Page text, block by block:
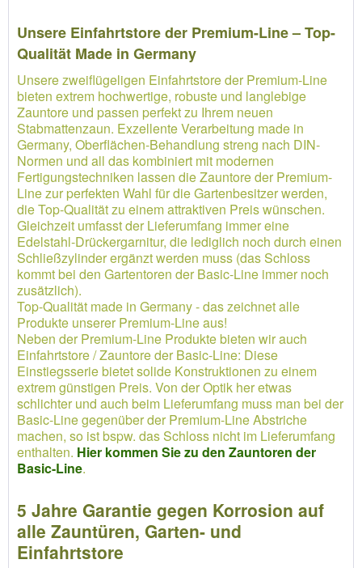
Unsere Einfahrtstore der Premium-Line – Top-
Qualität Made in Germany
Unsere zweiflügeligen Einfahrtstore der Premium-Line
bieten extrem hochwertige, robuste und langlebige
Zauntore und passen perfekt zu Ihrem neuen
Stabmattenzaun. Exzellente Verarbeitung made in
Germany, Oberflächen-Behandlung streng nach DIN-
Normen und all das kombiniert mit modernen
Fertigungstechniken lassen die Zauntore der Premium-
Line zur perfekten Wahl für die Gartenbesitzer werden,
die Top-Qualität zu einem attraktiven Preis wünschen.
Gleichzeit umfasst der Lieferumfang immer eine
Edelstahl-Drückergarnitur, die lediglich noch durch einen
Schließzylinder ergänzt werden muss (das Schloss
kommt bei den Gartentoren der Basic-Line immer noch
zusätzlich).
Top-Qualität made in Germany - das zeichnet alle
Produkte unserer Premium-Line aus!
Neben der Premium-Line Produkte bieten wir auch
Einfahrtstore / Zauntore der Basic-Line: Diese
Einstiegsserie bietet solide Konstruktionen zu einem
extrem günstigen Preis. Von der Optik her etwas
schlichter und auch beim Lieferumfang muss man bei der
Basic-Line gegenüber der Premium-Line Abstriche
machen, so ist bspw. das Schloss nicht im Lieferumfang
enthalten. Hier kommen Sie zu den Zauntoren der
Basic-Line.
5 Jahre Garantie gegen Korrosion auf
alle Zauntüren, Garten- und
Einfahrtstore